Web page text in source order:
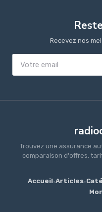
Recevez nos
Trouvez une assurance
comparaison d'offres,
Accueil·Articles·